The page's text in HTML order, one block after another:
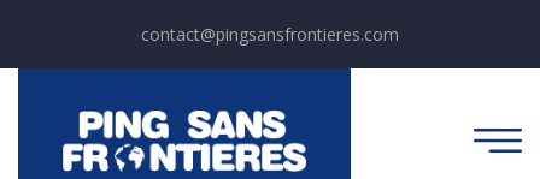
contact@pingsansfrontieres.com